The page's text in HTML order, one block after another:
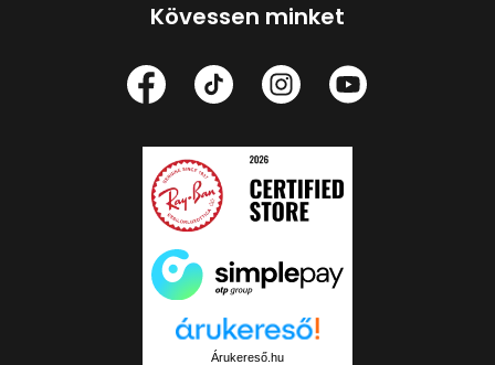
Kövessen minket
Árukereső.hu